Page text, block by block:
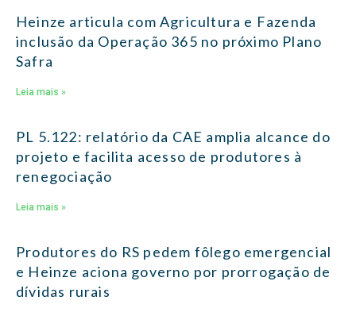
Heinze articula com Agricultura e Fazenda
inclusão da Operação 365 no próximo Plano
Safra
Leia mais »
PL 5.122: relatório da CAE amplia alcance do
projeto e facilita acesso de produtores à
renegociação
Leia mais »
Produtores do RS pedem fôlego emergencial
e Heinze aciona governo por prorrogação de
dívidas rurais